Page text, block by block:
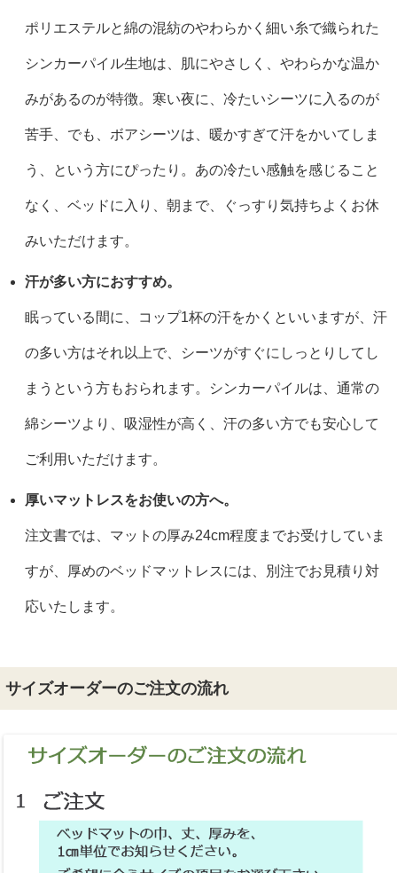
ポリエステルと綿の混紡のやわらかく細い糸で織られた
シンカーパイル生地は、肌にやさしく、やわらかな温か
みがあるのが特徴。寒い夜に、冷たいシーツに入るのが
苦手、でも、ボアシーツは、暖かすぎて汗をかいてしま
う、という方にぴったり。あの冷たい感触を感じること
なく、ベッドに入り、朝まで、ぐっすり気持ちよくお休
みいただけます。
汗が多い方におすすめ。
眠っている間に、コップ1杯の汗をかくといいますが、汗
の多い方はそれ以上で、シーツがすぐにしっとりしてし
まうという方もおられます。シンカーパイルは、通常の
綿シーツより、吸湿性が高く、汗の多い方でも安心して
ご利用いただけます。
厚いマットレスをお使いの方へ。
注文書では、マットの厚み24cm程度までお受けしていま
すが、厚めのベッドマットレスには、別注でお見積り対
応いたします。
サイズオーダーのご注文の流れ